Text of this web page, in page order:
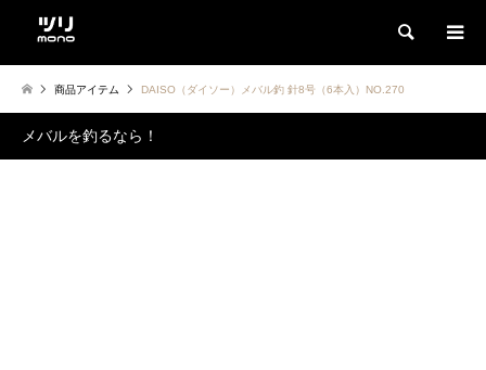
検索
商品アイテム DAISO（ダイソー）メバル釣 針8号（6本入）NO.270
メバルを釣るなら！